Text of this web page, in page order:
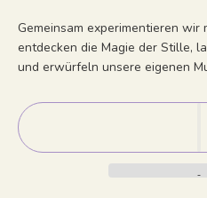
Gemeinsam experimentieren wir
entdecken die Magie der Stille,
und erwürfeln unsere eigenen